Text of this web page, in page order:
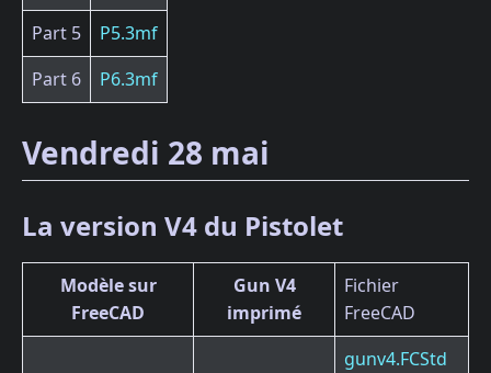
Part 5
P5.3mf
Part 6
P6.3mf
Vendredi 28 mai
La version V4 du Pistolet
Modèle sur
FreeCAD
Gun V4
imprimé
Fichier
FreeCAD
gunv4.FCStd